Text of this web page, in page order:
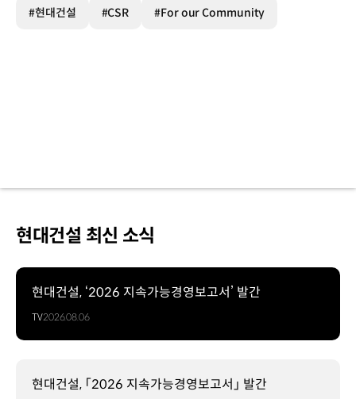
#현대건설 #CSR #For our Community
현대건설 최신 소식
현대건설, ‘2026 지속가능경영보고서’ 발간
TV2026.08.06
현대건설, 「2026 지속가능경영보고서」 발간